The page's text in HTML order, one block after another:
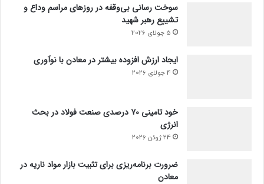
سوخت رسانی بی‌وقفه در روز‌های مراسم وداع و
تشییع رهبر شهید
5 جولای 2026
ایجاد ارزش افزوده بیشتر در معادن با نوآوری
4 جولای 2026
خود تامینی ۷۰ درصدی صنعت فولاد در بحث
انرژی
24 ژوئن 2026
ضرورت برنامه‌ریزی برای تثبیت بازار مواد ناریه در
معادن